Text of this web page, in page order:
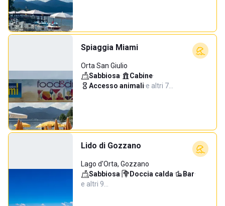
Spiaggia Miami
Orta San Giulio
Sabbiosa· Cabine·
Accesso animali·e altri 7…
Lido di Gozzano
Lago d'Orta, Gozzano
Sabbiosa· Doccia calda· Bar·
e altri 9…